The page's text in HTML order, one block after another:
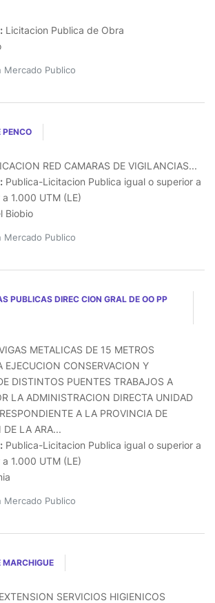
Licitacion Publica de Obra
Mercado Publico
PENCO
RED CAMARAS DE VIGILANCIAS...
Publica-Licitacion Publica igual o superior a
1.000 UTM (LE)
Biobio
Mercado Publico
PUBLICAS DIREC CION GRAL DE OO PP
METALICAS DE 15 METROS
EJECUCION CONSERVACION Y
DISTINTOS PUENTES TRABAJOS A
LA ADMINISTRACION DIRECTA UNIDAD
A LA PROVINCIA DE
DE LA ARA...
Publica-Licitacion Publica igual o superior a
1.000 UTM (LE)
Mercado Publico
MARCHIGUE
SERVICIOS HIGIENICOS